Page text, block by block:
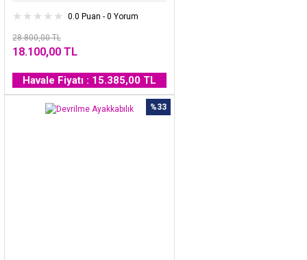
0.0 Puan - 0 Yorum
28.800,00 TL
18.100,00 TL
Havale Fiyatı : 15.385,00 TL
%33